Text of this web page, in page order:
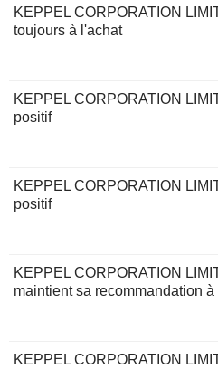
KEPPEL CORPORATION
toujours à l'achat
KEPPEL CORPORATION
positif
KEPPEL CORPORATION
positif
KEPPEL CORPORATION
maintient sa recommandation à
KEPPEL CORPORATION